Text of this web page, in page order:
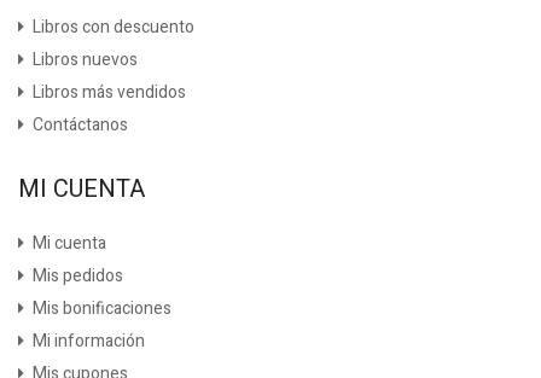
Libros con descuento
Libros nuevos
Libros más vendidos
Contáctanos
MI CUENTA
Mi cuenta
Mis pedidos
Mis bonificaciones
Mi información